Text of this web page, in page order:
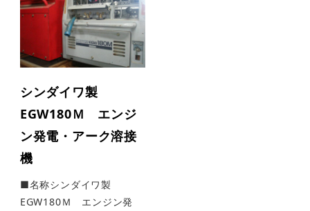
シンダイワ製
EGW180Ｍ エンジ
ン発電・アーク溶接
機
■名称シンダイワ製
EGW180Ｍ エンジン発